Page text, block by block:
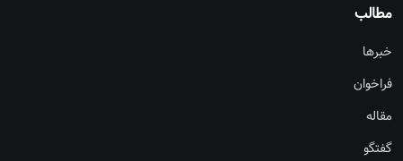
مطالب
خبرها
فراخوان
مقاله
گفتگو